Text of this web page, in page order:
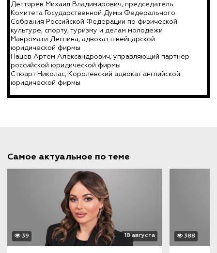
Дегтярев Михаил Владимирович, председатель
Комитета Государственной Думы Федерального
Собрания Российской Федерации по физической
культуре, спорту, туризму и делам молодежи
Мавромати Деспина, адвокат швейцарской
юридической фирмы
Пацев Артем Александрович, управляющий партнер
российской юридической фирмы
Стюарт Николас, Королевский адвокат английской
юридической фирмы
Самое актуальное по теме
39 18 августа 388